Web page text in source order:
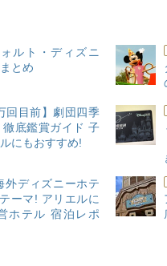
ルト・ディズニ
とめ
回目前】劇団四季
徹底鑑賞ガイド 子
にもおすすめ!
外ディズニーホテ
ーマ! アリエルに
ホテル 宿泊レポ